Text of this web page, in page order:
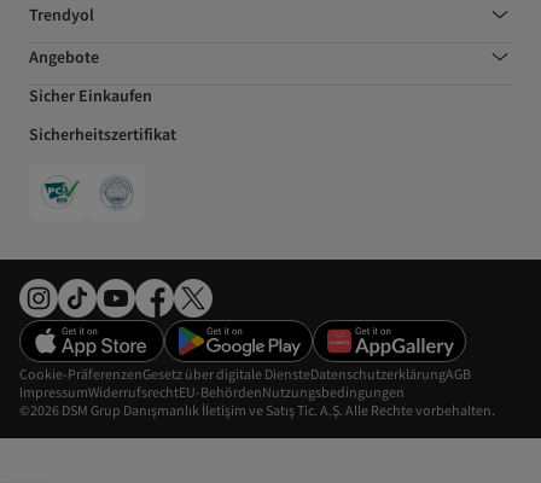
Trendyol
Angebote
Sicher Einkaufen
Sicherheitszertifikat
©2026 DSM Grup Danışmanlık İletişim ve Satış Tic. A.Ş. Alle Rechte vorbehalten.
Cookie-PräferenzenGesetz über digitale DiensteDatenschutzerklärungAGB
ImpressumWiderrufsrechtEU-BehördenNutzungsbedingungen